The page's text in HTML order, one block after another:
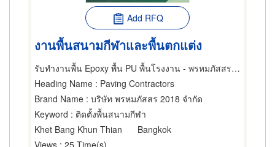
Add RFQ
งานพื้นสนามกีฬาและพื้นตกแต่ง
รับทำงานพื้น Epoxy พื้น PU พื้นโรงงาน - พรหมภัสสร 2018
Heading Name : Paving Contractors
Brand Name : บริษัท พรหมภัสสร 2018 จำกัด
Keyword : ติดตั้งพื้นสนามกีฬา
Khet Bang Khun Thian
Bangkok
Views : 25 Time(s)